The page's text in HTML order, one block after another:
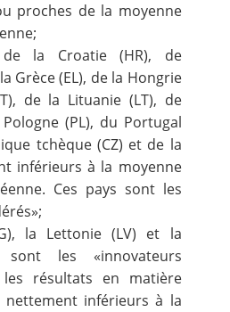
proches de la moyenne
la Croatie (HR), de
Grèce (EL), de la Hongrie
de la Lituanie (LT), de
(PL), du Portugal
tchèque (CZ) et de la
inférieurs à la moyenne
Ces pays sont les
la Lettonie (LV) et la
sont les «innovateurs
résultats en matière
nettement inférieurs à la